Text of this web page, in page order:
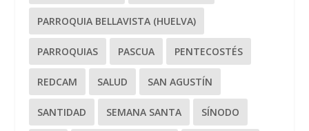
PARROQUIA BELLAVISTA (HUELVA)
PARROQUIAS PASCUA PENTECOSTÉS
REDCAM SALUD SAN AGUSTÍN
SANTIDAD SEMANA SANTA SÍNODO